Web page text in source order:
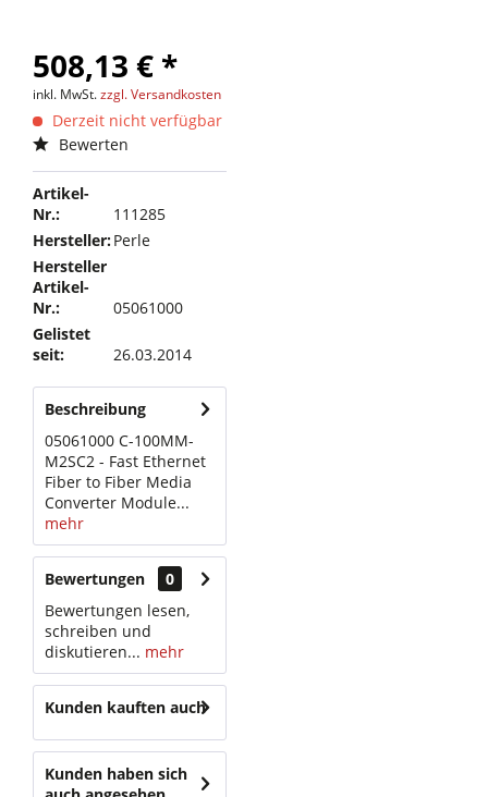
508,13 € *
inkl. MwSt.zzgl. Versandkosten
Derzeit nicht verfügbar
Bewerten
Artikel-
Nr.:
111285
Hersteller:Perle
Hersteller
Artikel-
Nr.:
05061000
Gelistet
seit:
26.03.2014
Beschreibung
05061000 C-100MM-
M2SC2 - Fast Ethernet
Fiber to Fiber Media
Converter Module...
mehr
Bewertungen
0
Bewertungen lesen,
schreiben und
diskutieren... mehr
Kunden kauften auch
Kunden haben sich